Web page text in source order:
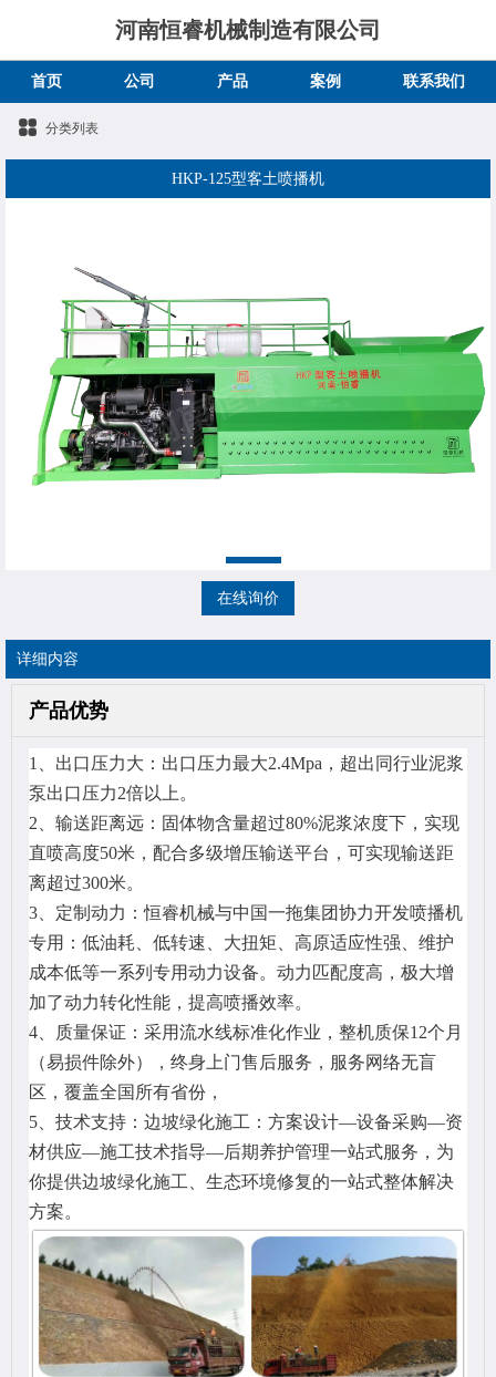
河南恒睿机械制造有限公司
首页 公司 产品 案例 联系我们
分类列表
HKP-125型客土喷播机
在线询价
详细内容
产品优势
1、出口压力大：出口压力最大2.4Mpa，超出同行业泥浆
泵出口压力2倍以上。
2、 输送距离远：固体物含量超过80%泥浆浓度下，实现
直喷高度50米，配合多级增压输送平台，可实现输送距
离超过300米。
3、 定制动力：恒睿机械与中国一拖集团协力开发喷播机
专用：低油耗、低转速、大扭矩、高原适应性强、维护
成本低等一系列专用动力设备。动力匹配度高，极大增
加了动力转化性能，提高喷播效率。
4、
质量保证：采用流水线标准化作业，整机质保12个月
（易损件除外），终身上门售后服务，服务网络无盲
区，覆盖全国所有省份，
5、 技术支持：边坡绿化施工：方案设计—设备采购—资
材供应—施工技术指导—后期养护管理一站式服务，为
你提供边坡绿化施工、生态环境修复的一站式整体解决
方案。